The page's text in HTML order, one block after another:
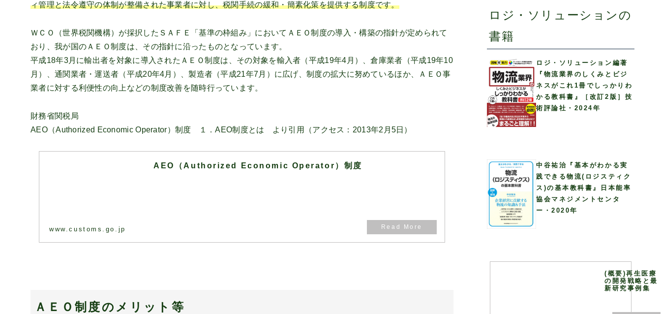
ィ管理と法令遵守の体制が整備された事業者に対し、税関手続の緩和・簡素化策を提供する制度です。
ＷＣＯ（世界税関機構）が採択したＳＡＦＥ「基準の枠組み」においてＡＥＯ制度の導入・構築の指針が定められて
おり、我が国のＡＥＯ制度は、その指針に沿ったものとなっています。
平成18年3月に輸出者を対象に導入されたＡＥＯ制度は、その対象を輸入者（平成19年4月）、倉庫業者（平成19年10
月）、通関業者・運送者（平成20年4月）、製造者（平成21年7月）に広げ、制度の拡大に努めているほか、ＡＥＯ事
業者に対する利便性の向上などの制度改善を随時行っています。
財務省関税局
AEO（Authorized Economic Operator）制度 １．AEO制度とは より引用（アクセス：2013年2月5日）
AEO（Authorized Economic Operator）制度
www.customs.go.jp
ＡＥＯ制度のメリット等
ロジ・ソリューションの
書籍
ロジ・ソリューション編著
『物流業界のしくみとビジ
ネスがこれ1冊でしっかりわ
かる教科書』［改訂2版］技
術評論社・2024年
中谷祐治『基本がわかる実
践できる物流(ロジスティク
ス)の基本教科書』日本能率
協会マネジメントセンタ
ー・2020年
(概要)再生医療
の開発戦略と最
新研究事例集